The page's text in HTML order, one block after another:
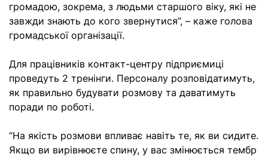
громадою, зокрема, з людьми старшого віку, які не
завжди знають до кого звернутися”, – каже голова
громадської організації.
Для працівників контакт-центру підприємиці
проведуть 2 тренінги. Персоналу розповідатимуть,
як правильно будувати розмову та даватимуть
поради по роботі.
“На якість розмови впливає навіть те, як ви сидите.
Якщо ви вирівнюєте спину, у вас змінюється тембр